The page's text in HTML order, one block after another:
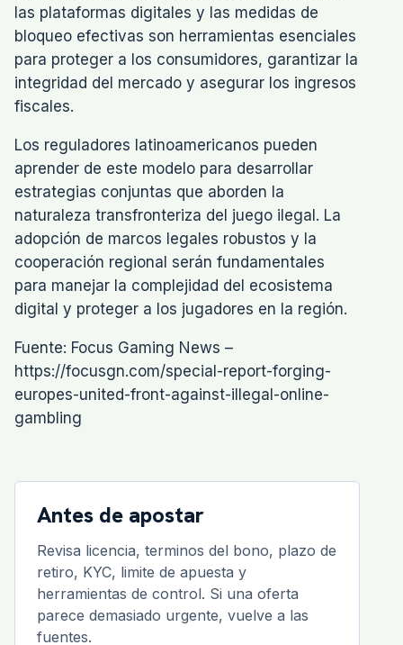
las plataformas digitales y las medidas de
bloqueo efectivas son herramientas esenciales
para proteger a los consumidores, garantizar la
integridad del mercado y asegurar los ingresos
fiscales.
Los reguladores latinoamericanos pueden
aprender de este modelo para desarrollar
estrategias conjuntas que aborden la
naturaleza transfronteriza del juego ilegal. La
adopción de marcos legales robustos y la
cooperación regional serán fundamentales
para manejar la complejidad del ecosistema
digital y proteger a los jugadores en la región.
Fuente: Focus Gaming News –
https://focusgn.com/special-report-forging-
europes-united-front-against-illegal-online-
gambling
Antes de apostar
Revisa licencia, terminos del bono, plazo de
retiro, KYC, limite de apuesta y
herramientas de control. Si una oferta
parece demasiado urgente, vuelve a las
fuentes.